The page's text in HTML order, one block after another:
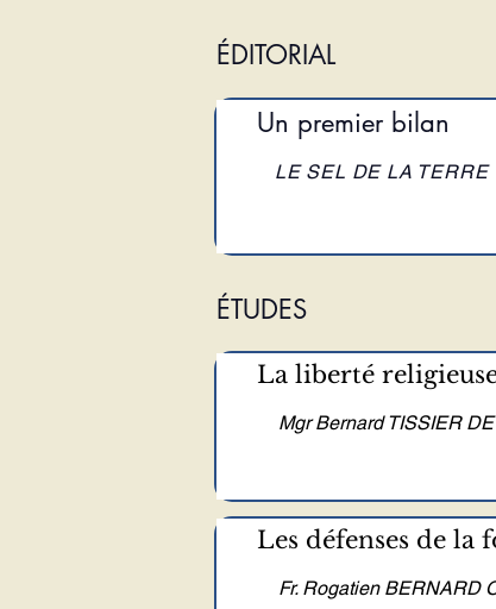
ÉDITORIAL
Un premier bilan
LE SEL DE LA TERRE
ÉTUDES
La liberté
Mgr Bernard TISSIER
Les défenses de
Fr. Rogatien BERNARD